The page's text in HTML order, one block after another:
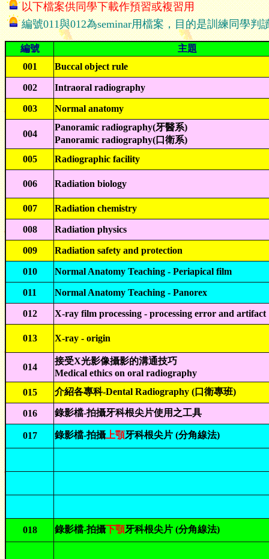
以下檔案供同學下載作預習或
編號011與012為seminar用檔案，目的是訓練同學判
編號
主題
001
Buccal object rule
002 Intraoral radiography
003 Normal anatomy
004
Panoramic radiography(牙醫系)
Panoramic radiography(口衛系)
005
Radiographic facility
006 Radiation biology
007 Radiation chemistry
008 Radiation physics
009 Radiation safety and protection
010 Normal Anatomy Teaching - Periapical film
011 Normal Anatomy Teaching - Panorex
012 X-ray film processing - processing error and artifact
013 X-ray - origin
014
接受X光影像攝影的溝通技巧
Medical ethics on oral radiography
015
介紹各專科-Dental Radiography (口衛專班)
016 錄影檔-拍攝牙科根尖片使用之工具
017 錄影檔-拍攝上顎牙科根尖片 (分角線法)
018 錄影檔-拍攝下顎牙科根尖片 (分角線法)